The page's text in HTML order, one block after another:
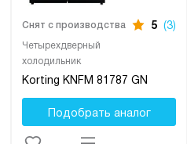
Четырехдверный
холодильник
Korting KNFM 81787 GN
Снят с производства 5 (3)
Подобрать аналог